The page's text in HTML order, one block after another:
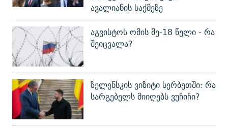
ავალიანის საქმეზე
აგვისტოს ომის მე-18 წელი - რა
შეიცვალა?
ზელენსკის ვიზიტი სერბეთში: რა
სარგებელს მიიღებს ვუჩიჩი?